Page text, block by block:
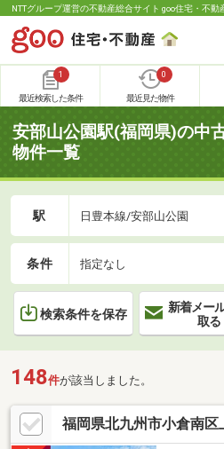
NTTグループ運営の不動産総合サイト goo住宅・不動
1
最近検索した条件
0
最近見た物件
安部山公園駅(福岡県)の中
物件一覧
駅 日豊本線/安部山公園
条件 指定なし
検索条件を保存
新着メー
取る
148件が該当しました。
福岡県北九州市小倉南